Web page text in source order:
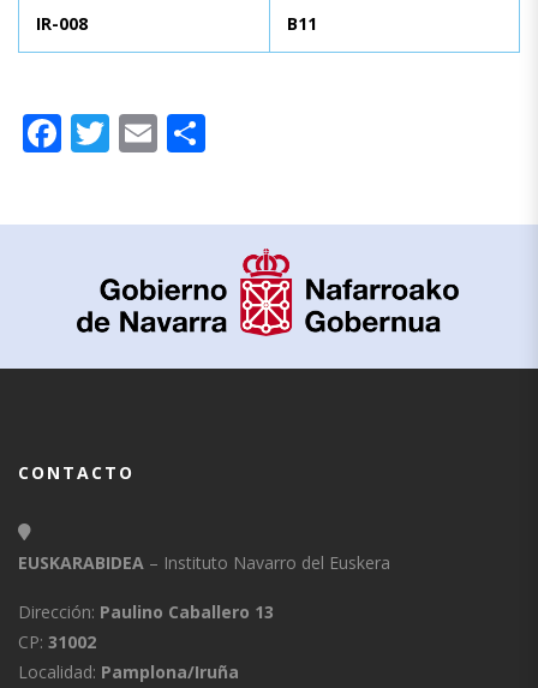
IR-008 B11
Facebook
Twitter
Email
CONTACTO
EUSKARABIDEA – Instituto Navarro del Euskera
Dirección: Paulino Caballero 13
CP: 31002
Localidad: Pamplona/Iruña